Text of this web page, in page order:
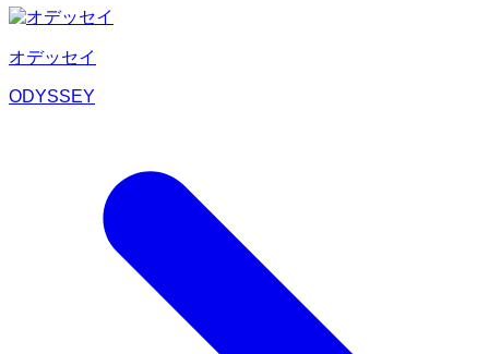
オデッセイ
ODYSSEY